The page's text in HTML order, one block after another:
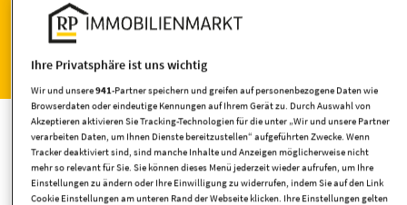
Wohnen
Häuser kaufen
Umkreis
Ihre Privatsphäre ist uns wichtig
Wir und unsere941-Partner speichern und greifen auf personenbezogene Daten wie
Browserdaten oder eindeutige Kennungen auf Ihrem Gerät zu. Durch Auswahl von
Akzeptieren aktivieren Sie Tracking-Technologien für die unter „Wir und unsere Partner
verarbeiten Daten, um Ihnen Dienste bereitzustellen“ aufgeführten Zwecke. Wenn
Tracker deaktiviert sind, sind manche Inhalte und Anzeigen möglicherweise nicht
mehr so relevant für Sie. Sie können dieses Menü jederzeit wieder aufrufen, um Ihre
Einstellungen zu ändern oder Ihre Einwilligung zu widerrufen, indem Sie auf den Link
Cookie Einstellungen am unteren Rand der Webseite klicken. Ihre Einstellungen gelten